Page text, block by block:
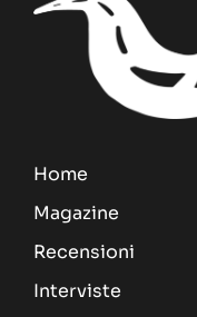
Home
Magazine
Recensioni
Interviste